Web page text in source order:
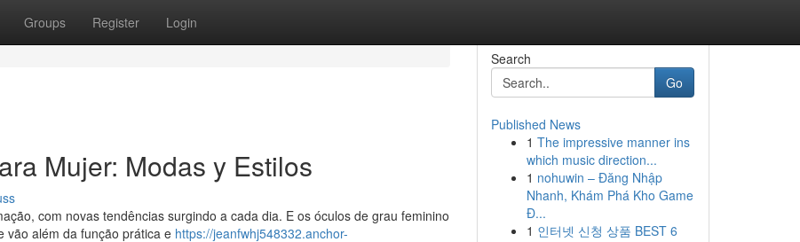
Groups Register Login
Mujer: Modas y Estilos
com novas tendências surgindo a cada dia. E os óculos de grau feminino
vão além da função prática e https://jeanfwhj548332.anchor-
Search
Go
Published News
1 The impressive manner ins
which music direction...
1 nohuwin – Đăng Nhập
Nhanh, Khám Phá Kho Game
Đ...
1 인터넷 신청 상품 BEST 6